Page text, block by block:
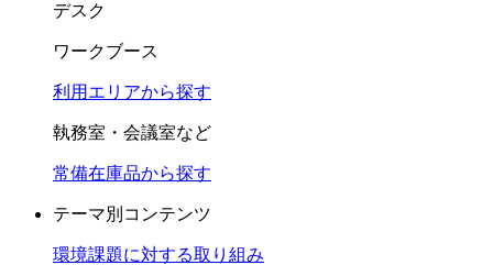
デスク
ワークブース
利用エリアから探す
執務室・会議室など
常備在庫品から探す
テーマ別コンテンツ
環境課題に対する取り組み